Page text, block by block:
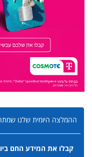
ההמלצה היומית שלנו
קבלו את המידע החם